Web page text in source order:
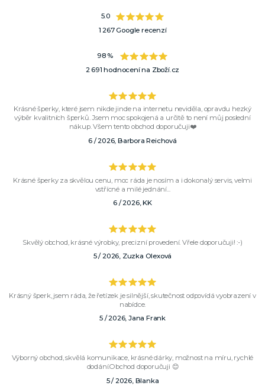
5.0
1 267 Google recenzí
98 %
2 691 hodnocení na Zboží.cz
Krásné šperky, které jsem nikde jinde na internetu neviděla, opravdu hezký
výběr kvalitních šperků. Jsem moc spokojená a určitě to není můj poslední
nákup. Všem tento obchod doporučuji❤️
6 / 2026, Barbora Reichová
Krásné šperky za skvělou cenu, moc ráda je nosím a i dokonalý servis, velmi
vstřícné a milé jednání...
6 / 2026, KK
Skvělý obchod, krásné výrobky, precizní provedení. Vřele doporučuji! :-)
5 / 2026, Zuzka Olexová
Krásný šperk, jsem ráda, že řetízek je silnější, skutečnost odpovídá vyobrazení v
nabídce.
5 / 2026, Jana Frank
Výborný obchod, skvělá komunikace, krásné dárky, možnost na míru, rychlé
dodání.Obchod doporučuji 😊
5 / 2026, Blanka